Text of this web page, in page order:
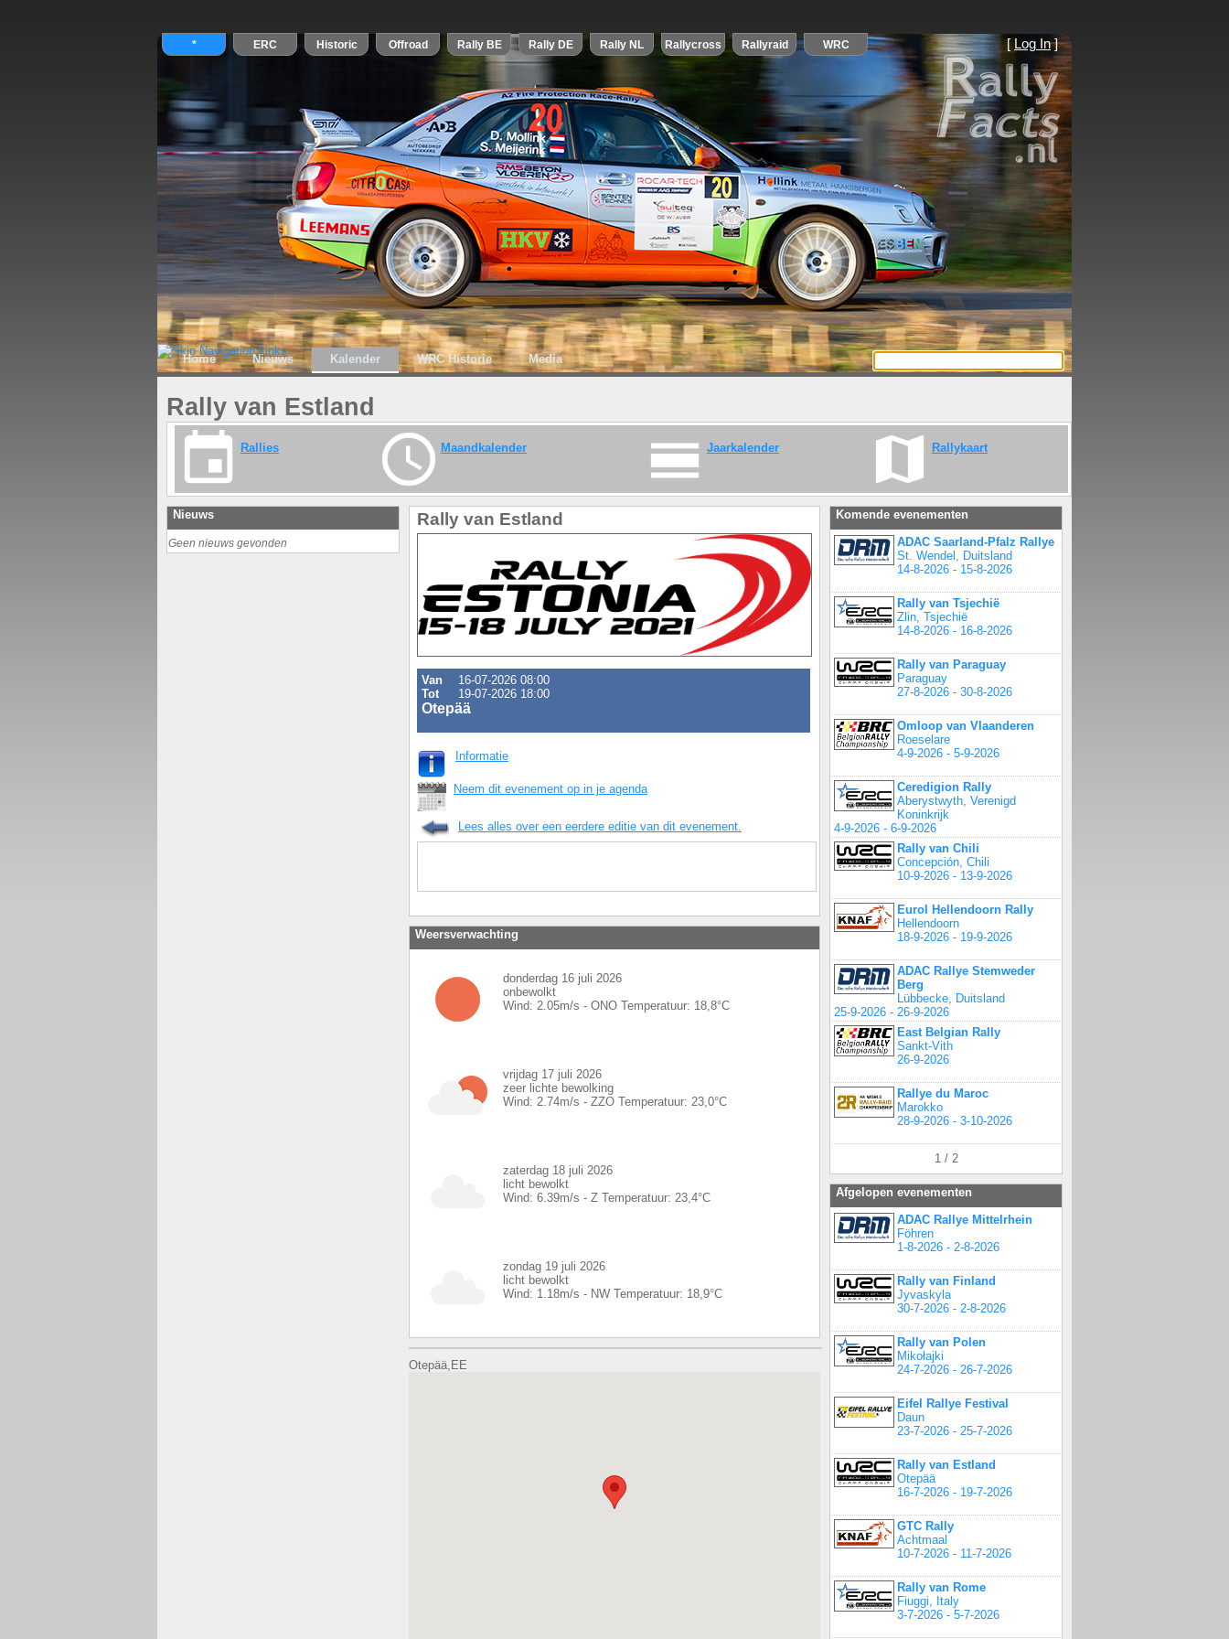
[ Log In]
Home Nieuws Kalender WRC Historie Media
Rally van Estland
Rallies Maandkalender Jaarkalender Rallykaart
Nieuws
Geen nieuws gevonden
Rally van Estland
Van
16-07-2026 08:00
Tot
19-07-2026 18:00
Otepää
Informatie
Neem dit evenement op in je agenda
Lees alles over een eerdere editie van dit evenement.
Weersverwachting
donderdag 16 juli 2026
onbewolkt
Wind: 2.05m/s - ONO Temperatuur: 18,8°C
vrijdag 17 juli 2026
zeer lichte bewolking
Wind: 2.74m/s - ZZO Temperatuur: 23,0°C
zaterdag 18 juli 2026
licht bewolkt
Wind: 6.39m/s - Z Temperatuur: 23,4°C
zondag 19 juli 2026
licht bewolkt
Wind: 1.18m/s - NW Temperatuur: 18,9°C
Otepää,EE
Komende evenementen
ADAC Saarland-Pfalz Rallye
St. Wendel, Duitsland
14-8-2026 - 15-8-2026
Rally van Tsjechië
Zlin, Tsjechië
14-8-2026 - 16-8-2026
Rally van Paraguay
Paraguay
27-8-2026 - 30-8-2026
Omloop van Vlaanderen
Roeselare
4-9-2026 - 5-9-2026
Ceredigion Rally
Aberystwyth, Verenigd
Koninkrijk
4-9-2026 - 6-9-2026
Rally van Chili
Concepción, Chili
10-9-2026 - 13-9-2026
Eurol Hellendoorn Rally
Hellendoorn
18-9-2026 - 19-9-2026
ADAC Rallye Stemweder
Berg
Lübbecke, Duitsland
25-9-2026 - 26-9-2026
East Belgian Rally
Sankt-Vith
26-9-2026
Rallye du Maroc
Marokko
28-9-2026 - 3-10-2026
1 / 2
Afgelopen evenementen
ADAC Rallye Mittelrhein
Föhren
1-8-2026 - 2-8-2026
Rally van Finland
Jyvaskyla
30-7-2026 - 2-8-2026
Rally van Polen
Mikołajki
24-7-2026 - 26-7-2026
Eifel Rallye Festival
Daun
23-7-2026 - 25-7-2026
Rally van Estland
Otepää
16-7-2026 - 19-7-2026
GTC Rally
Achtmaal
10-7-2026 - 11-7-2026
Rally van Rome
Fiuggi, Italy
3-7-2026 - 5-7-2026